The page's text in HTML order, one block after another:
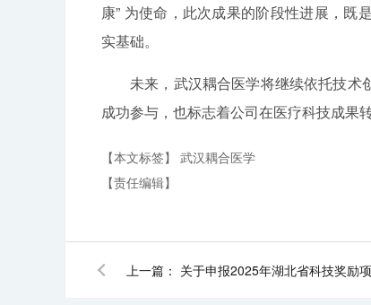
康” 为使命，此次成果的阶段性进展，既
实基础。
未来，武汉耦合医学将继续依托技术
成功参与，也标志着公司在医疗科技成果
【本文标签】 武汉耦合医学
【责任编辑】
上一篇：